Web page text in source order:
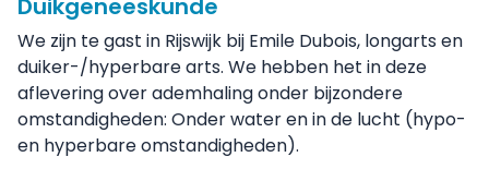
Duikgeneeskunde
We zijn te gast in Rijswijk bij Emile Dubois, longarts en
duiker-/hyperbare arts. We hebben het in deze
aflevering over ademhaling onder bijzondere
omstandigheden: Onder water en in de lucht (hypo-
en hyperbare omstandigheden).